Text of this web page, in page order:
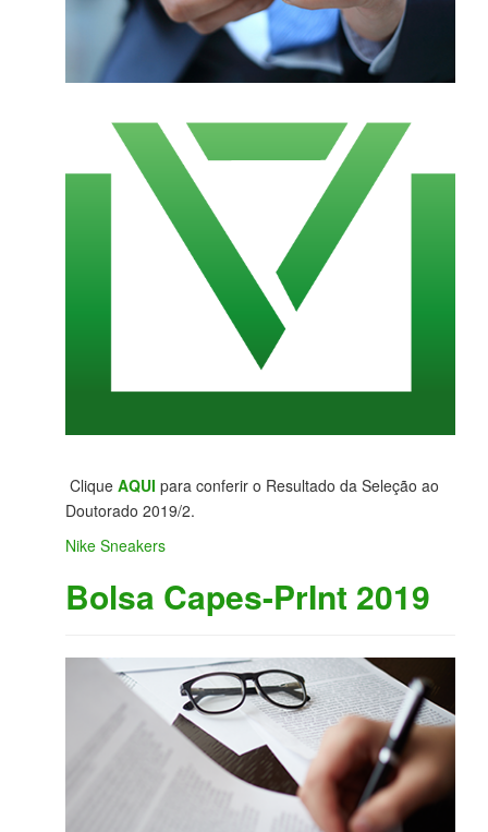
Clique AQUI para conferir o Resultado da Seleção ao
Doutorado 2019/2.
Nike Sneakers
Bolsa Capes-PrInt 2019